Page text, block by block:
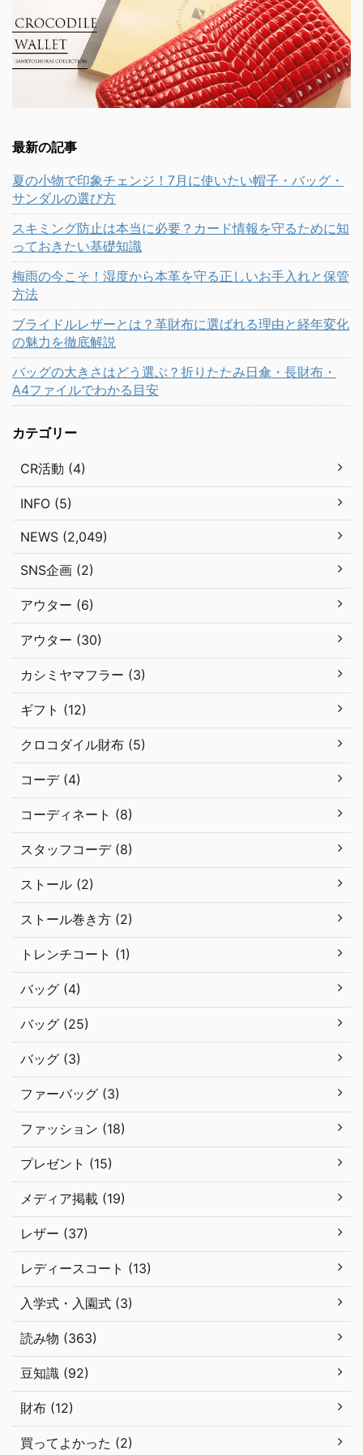
最新の記事
夏の小物で印象チェンジ！7月に使いたい帽子・バッグ・
サンダルの選び方
スキミング防止は本当に必要？カード情報を守るために知
っておきたい基礎知識
梅雨の今こそ！湿度から本革を守る正しいお手入れと保管
方法
ブライドルレザーとは？革財布に選ばれる理由と経年変化
の魅力を徹底解説
バッグの大きさはどう選ぶ？折りたたみ日傘・長財布・
A4ファイルでわかる目安
カテゴリー
CR活動 (4)
INFO (5)
NEWS (2,049)
SNS企画 (2)
アウター (6)
アウター (30)
カシミヤマフラー (3)
ギフト (12)
クロコダイル財布 (5)
コーデ (4)
コーディネート (8)
スタッフコーデ (8)
ストール (2)
ストール巻き方 (2)
トレンチコート (1)
バッグ (4)
バッグ (25)
バッグ (3)
ファーバッグ (3)
ファッション (18)
プレゼント (15)
メディア掲載 (19)
レザー (37)
レディースコート (13)
入学式・入園式 (3)
読み物 (363)
豆知識 (92)
財布 (12)
買ってよかった (2)